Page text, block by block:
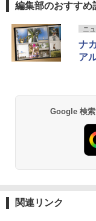
編集部のおすすめ
ニ
ナ
ア
Google 検索
関連リンク